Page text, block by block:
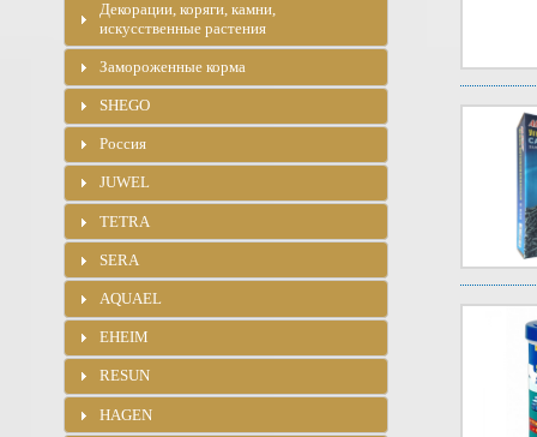
Декорации, коряги, камни,
искусственные растения
Замороженные корма
SHEGO
Россия
JUWEL
TETRA
SERA
AQUAEL
EHEIM
RESUN
HAGEN